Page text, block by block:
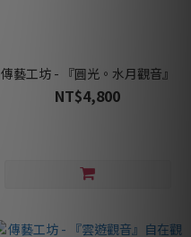
傳藝工坊 - 『圓光。水月觀音』
NT$4,800